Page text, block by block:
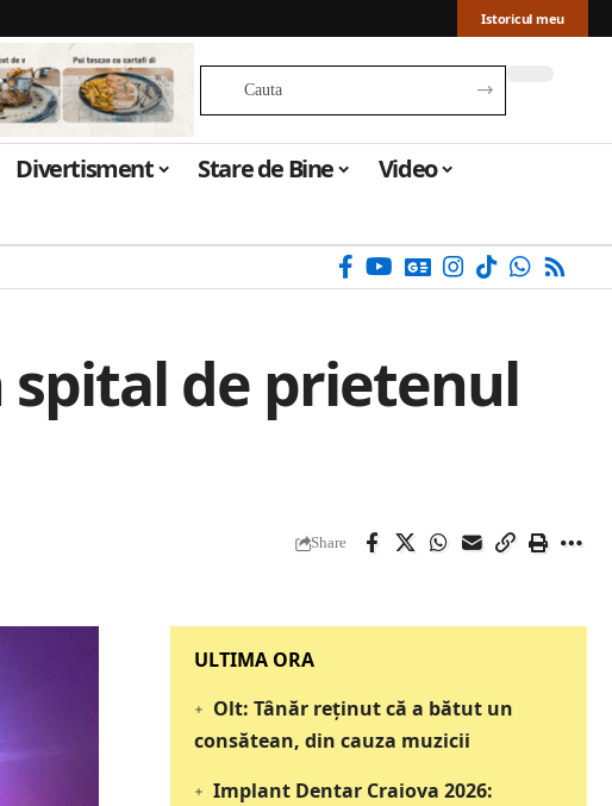
Istoricul meu
Divertisment Stare de Bine
Video
spital de prietenul
Share
‎‎‎‎‎‎‎ULTIMA ORA
Olt: Tânăr reţinut că a bătut un
consătean, din cauza muzicii
Implant Dentar Craiova 2026: